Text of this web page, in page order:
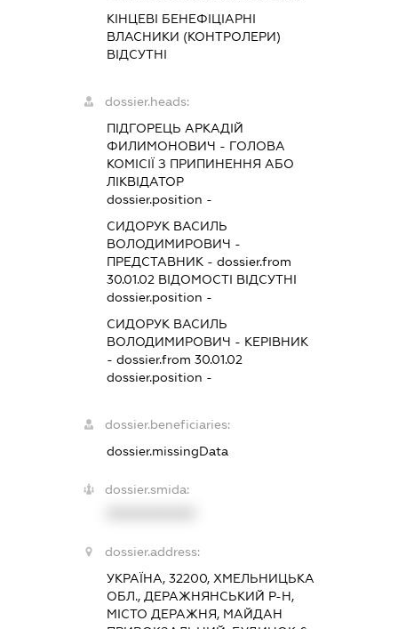
КІНЦЕВІ БЕНЕФІЦІАРНІ
ВЛАСНИКИ (КОНТРОЛЕРИ)
ВІДСУТНІ
dossier.heads:
ПІДГОРЕЦЬ АРКАДІЙ
ФИЛИМОНОВИЧ - ГОЛОВА
КОМІСІЇ З ПРИПИНЕННЯ АБО
ЛІКВІДАТОР
dossier.position -
СИДОРУК ВАСИЛЬ
ВОЛОДИМИРОВИЧ -
ПРЕДСТАВНИК - dossier.from
30.01.02 ВІДОМОСТІ ВІДСУТНІ
dossier.position -
СИДОРУК ВАСИЛЬ
ВОЛОДИМИРОВИЧ - КЕРІВНИК
- dossier.from 30.01.02
dossier.position -
dossier.beneficiaries:
dossier.missingData
dossier.smida:
dossier.address:
УКРАЇНА, 32200, ХМЕЛЬНИЦЬКА
ОБЛ., ДЕРАЖНЯНСЬКИЙ Р-Н,
МІСТО ДЕРАЖНЯ, МАЙДАН